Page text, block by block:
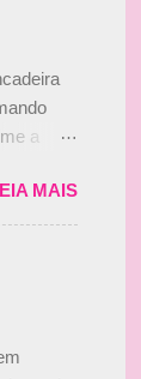
a
"Na
Bruno
do
MAIS